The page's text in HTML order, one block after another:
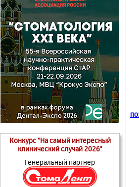
Конкурс "На самый интересный
клинический случай 2026"
Генеральный партнер